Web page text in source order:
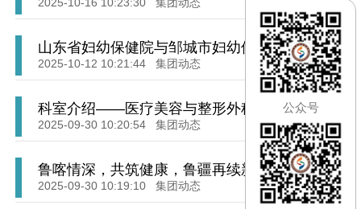
妇幼保健院危重早产儿救治迈上新台阶
山东省妇幼保健院与邹城市妇幼保健院签约启
动仪式暨全省基层医疗卫生机构妇幼保健服务
能力提升培训班顺利举行
2025-10-12 10:21:44 集团动态
科室介绍——医疗美容与整形外科
2025-09-30 10:20:54 集团动态
鲁喀情深，共筑健康，鲁疆再续新篇！
2025-09-30 10:19:10 集团动态
公众号